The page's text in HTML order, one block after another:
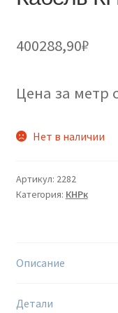
400288,90₽
Цена за метр
Нет в наличии
Артикул: 2282
Категория: КНРк
Описание
Детали